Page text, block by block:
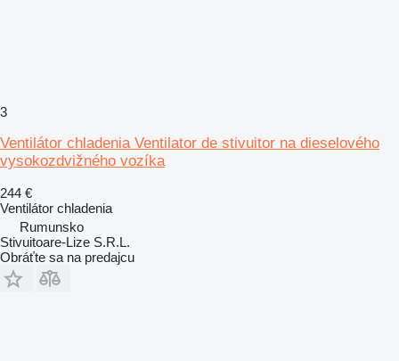
3
Ventilátor chladenia Ventilator de stivuitor na dieselového
vysokozdvižného vozíka
244 €
Ventilátor chladenia
Rumunsko
Stivuitoare-Lize S.R.L.
Obráťte sa na predajcu